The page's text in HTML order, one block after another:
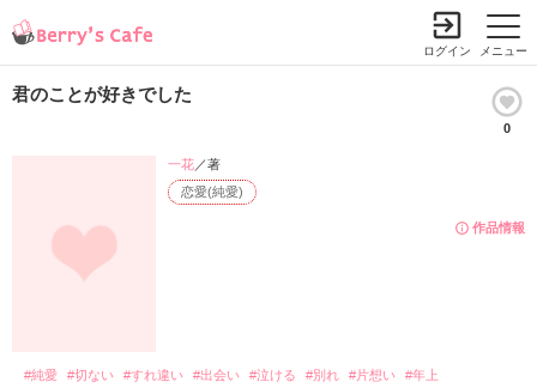
メニュー
ログイン
君のことが好きでした
0
作品情報
恋愛(純愛)
一花／著
#純愛 #切ない #すれ違い #出会い #泣ける #別れ #片想い #年上